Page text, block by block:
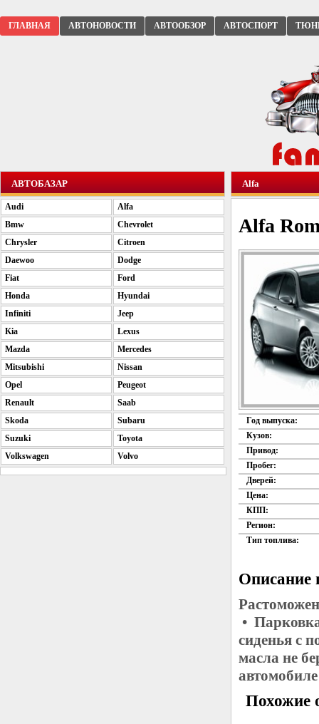
ГЛАВНАЯ АВТОНОВОСТИ АВТООБЗОР АВТОСПОРТ
Alfa
Alfa
Год выпуска:
Кузов:
Привод:
Пробег:
Дверей:
Цена:
КПП:
Регион:
Тип топлива:
Описание
•
сиденья с
масла не
Похожие
АВТОБАЗАР
Audi
Alfa
Bmw
Chevrolet
Chrysler
Citroen
Daewoo
Dodge
Fiat
Ford
Honda
Hyundai
Infiniti
Jeep
Kia
Lexus
Mazda
Mercedes
Mitsubishi
Nissan
Opel
Peugeot
Renault
Saab
Skoda
Subaru
Suzuki
Toyota
Volkswagen
Volvo